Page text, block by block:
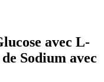
avec L-
Sodium avec